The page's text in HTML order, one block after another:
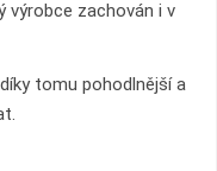
výrobce zachován i v
tomu pohodlnější a